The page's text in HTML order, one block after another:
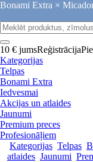
Bonami Extra ×
10 € jumsReģistrācija
Kategorijas
Telpas
Bonami Extra
Iedvesmai
Akcijas un atlaides
Jaunumi
Premium preces
Profesionāļiem
Kategorijas Telpas
atlaides Jaunumi